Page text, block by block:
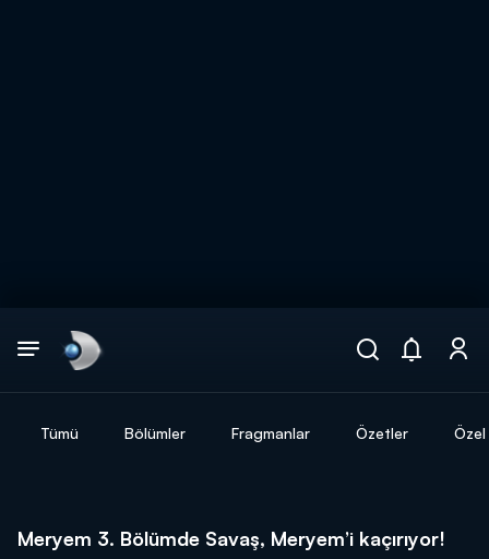
Tümü Bölümler Fragmanlar Özetler
Meryem 3. Bölümde Savaş, Meryem’i kaçırıyor!